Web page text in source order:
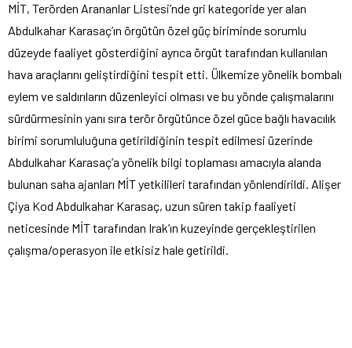
MİT, Terörden Arananlar Listesi’nde gri kategoride yer alan
Abdulkahar Karasaç’ın örgütün özel güç biriminde sorumlu
düzeyde faaliyet gösterdiğini ayrıca örgüt tarafından kullanılan
hava araçlarını geliştirdiğini tespit etti. Ülkemize yönelik bombalı
eylem ve saldırıların düzenleyici olması ve bu yönde çalışmalarını
sürdürmesinin yanı sıra terör örgütünce özel güce bağlı havacılık
birimi sorumluluğuna getirildiğinin tespit edilmesi üzerinde
Abdulkahar Karasaç’a yönelik bilgi toplaması amacıyla alanda
bulunan saha ajanları MİT yetkilileri tarafından yönlendirildi. Alişer
Çiya Kod Abdulkahar Karasaç, uzun süren takip faaliyeti
neticesinde MİT tarafından Irak’ın kuzeyinde gerçekleştirilen
çalışma/operasyon ile etkisiz hale getirildi.